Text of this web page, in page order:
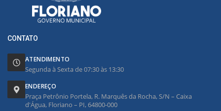
CONTATO
ATENDIMENTO
Segunda à Sexta de 07:30 às 13:30
ENDEREÇO
Praça Petrônio Portela, R. Marquês da Rocha, S/N – Caixa
d'Água, Floriano – PI, 64800-000